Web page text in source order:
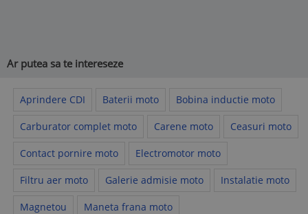
Ar putea sa te intereseze
Aprindere CDI Baterii moto Bobina inductie moto
Carburator complet moto Carene moto Ceasuri moto
Contact pornire moto Electromotor moto
Filtru aer moto Galerie admisie moto Instalatie moto
Magnetou Maneta frana moto